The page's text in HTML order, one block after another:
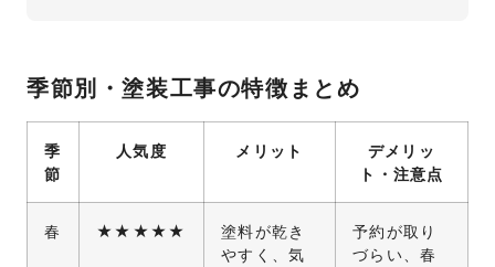
季節別・塗装工事の特徴まとめ
季
節
人気度 メリット
デメリッ
ト・注意点
春 ★★★★★
塗料が乾き
やすく、気
予約が取り
づらい、春